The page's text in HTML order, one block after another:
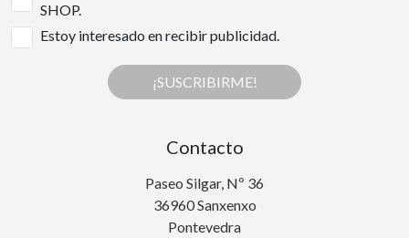
SHOP.
Estoy interesado en recibir publicidad.
¡SUSCRIBIRME!
Contacto
Paseo Silgar, Nº 36
36960 Sanxenxo
Pontevedra